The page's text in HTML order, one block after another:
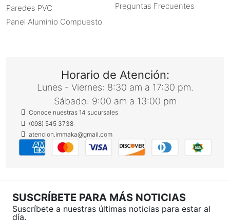
Paredes PVC
Panel Aluminio Compuesto
Preguntas Frecuentes
Horario de Atención:
Lunes - Viernes: 8:30 am a 17:30 pm.
Sábado: 9:00 am a 13:00 pm
Conoce nuestras 14 sucursales
(098) 545 3738
atencion.immaka@gmail.com
SUSCRÍBETE PARA MÁS NOTICIAS
Suscríbete a nuestras últimas noticias para estar al
día.